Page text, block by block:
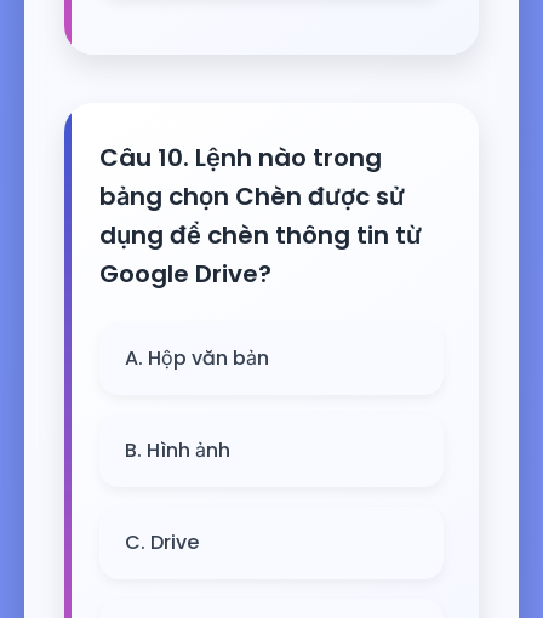
Câu 10. Lệnh nào trong
bảng chọn Chèn được sử
dụng để chèn thông tin từ
Google Drive?
A. Hộp văn bản
B. Hình ảnh
C. Drive